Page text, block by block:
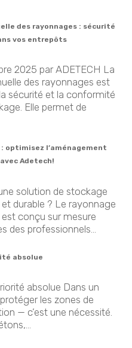
des rayonnages : sécurité
vos entrepôts
2025 par ADETECH La
des rayonnages est
sécurité et la conformité
Elle permet de
optimisez l’aménagement
Adetech!
solution de stockage
durable ? Le rayonnage
conçu sur mesure
des professionnels...
absolue
absolue Dans un
les zones de
— c’est une nécessité.